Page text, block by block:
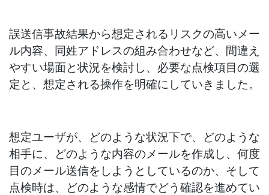
誤送信事故結果から想定されるリスクの高いメー
ル内容、同姓アドレスの組み合わせなど、間違え
やすい場面と状況を検討し、必要な点検項目の選
定と、想定される操作を明確にしていきました。
想定ユーザが、どのような状況下で、どのような
相手に、どのような内容のメールを作成し、何度
目のメール送信をしようとしているのか、そして
点検時は、どのような感情でどう確認を進めてい